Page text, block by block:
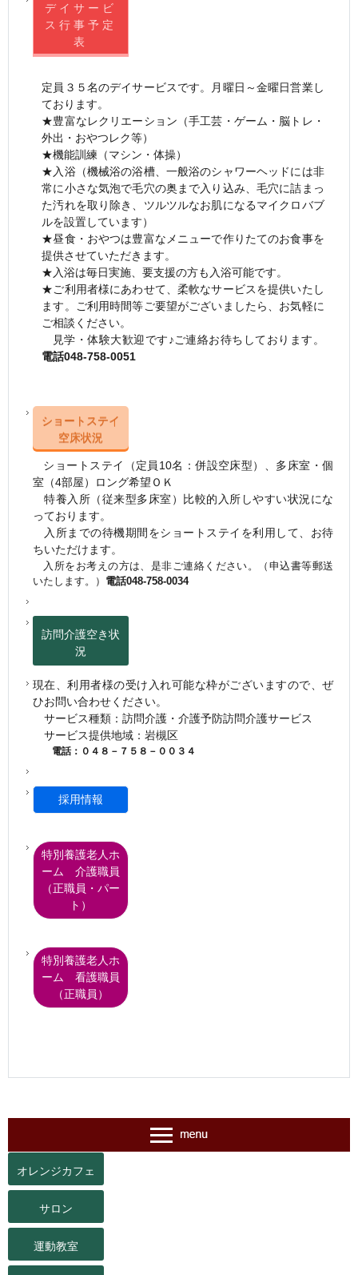
デイサービ
ス行事予定
表
定員３５名のデイサービスです。月曜日～金曜日営業し
ております。
★豊富なレクリエーション（手工芸・ゲーム・脳トレ・
外出・おやつレク等）
★機能訓練（マシン・体操）
★入浴（機械浴の浴槽、一般浴のシャワーヘッドには非
常に小さな気泡で毛穴の奥まで入り込み、毛穴に詰まっ
た汚れを取り除き、ツルツルなお肌になるマイクロバブ
ルを設置しています）
★昼食・おやつは豊富なメニューで作りたてのお食事を
提供させていただきます。
★入浴は毎日実施、要支援の方も入浴可能です。
★ご利用者様にあわせて、柔軟なサービスを提供いたし
ます。
ご利用時間等ご要望がございましたら、お気軽に
ご相談ください。
見学・体験大歓迎です♪ご連絡お待ちしております。
電話048-758-0051
ショートステイ
空床状況
ショートステイ（定員10名：併設空床型）、多床室・個
室（4部屋）ロング希望ＯＫ
特養入所（従来型多床室）比較的入所しやすい状況にな
っております。
入所までの待機期間をショートステイを利用して、お待
ちいただけます。
入所をお考えの方は、是非ご連絡ください。（申込書等郵送
いたします。） 電話048-758-0034
訪問介護空き状
況
現在、利用者様の受け入れ可能な枠がございますので、ぜ
ひお問い合わせください。
サービス種類：訪問介護・介護予防訪問介護サービス
サービス提供地域：岩槻区
電話：０４８－７５８－００３４
採用情報
特別養護老人ホ
ーム 介護職員
（正職員・パー
ト）
特別養護老人ホ
ーム 看護職員
（正職員）
オレンジカフェ
サロン
運動教室